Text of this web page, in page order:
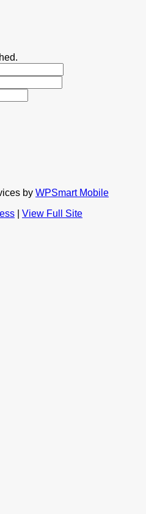
by WPSmart Mobile
View Full Site